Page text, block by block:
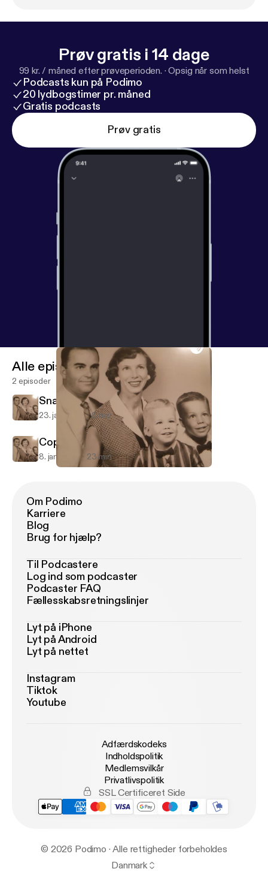
Prøv gratis i 14 dage
99 kr. / måned efter prøveperioden. ·Opsig når som helst
Podcasts kun på Podimo
20 lydbogstimer pr. måned
Gratis podcasts
Prøv gratis
Alle episoder
2 episoder
Snapchat
23. jan. 2019 8 min
Cops and Corruption
8. jan. 2019 23 min
Om Podimo
Karriere
Blog
Brug for hjælp?
Til Podcastere
Log ind som podcaster
Podcaster FAQ
Fællesskabsretningslinjer
Lyt på iPhone
Lyt på Android
Lyt på nettet
Instagram
Tiktok
Youtube
Adfærdskodeks
Indholdspolitik
Medlemsvilkår
Privatlivspolitik
SSL Certificeret Side
© 2026 Podimo · Alle rettigheder forbeholdes
Danmark